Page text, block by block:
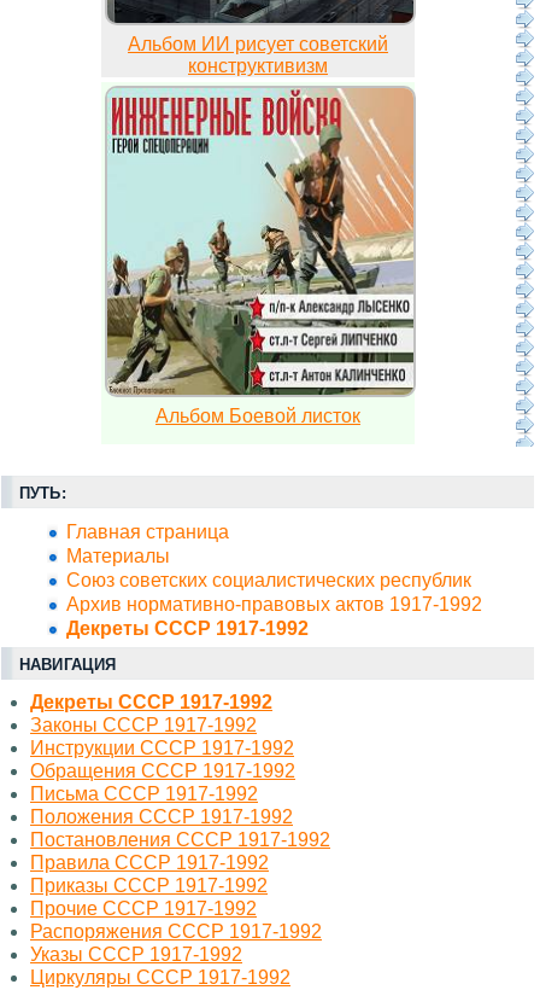
Альбом ИИ рисует советский
конструктивизм
Альбом Боевой листок
ПУТЬ:
Главная страница
Материалы
Союз советских социалистических республик
Архив нормативно-правовых актов 1917-1992
Декреты СССР 1917-1992
НАВИГАЦИЯ
Декреты СССР 1917-1992
Законы СССР 1917-1992
Инструкции СССР 1917-1992
Обращения СССР 1917-1992
Письма СССР 1917-1992
Положения СССР 1917-1992
Постановления СССР 1917-1992
Правила СССР 1917-1992
Приказы СССР 1917-1992
Прочие СССР 1917-1992
Распоряжения СССР 1917-1992
Указы СССР 1917-1992
Циркуляры СССР 1917-1992